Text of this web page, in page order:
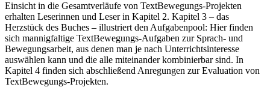
Einsicht in die Gesamtverläufe von TextBewegungs-Projekten
erhalten Leserinnen und Leser in Kapitel 2. Kapitel 3 – das
Herzstück des Buches – illustriert den Aufgabenpool: Hier finden
sich mannigfaltige TextBewegungs-Aufgaben zur Sprach- und
Bewegungsarbeit, aus denen man je nach Unterrichtsinteresse
auswählen kann und die alle miteinander kombinierbar sind. In
Kapitel 4 finden sich abschließend Anregungen zur Evaluation von
TextBewegungs-Projekten.